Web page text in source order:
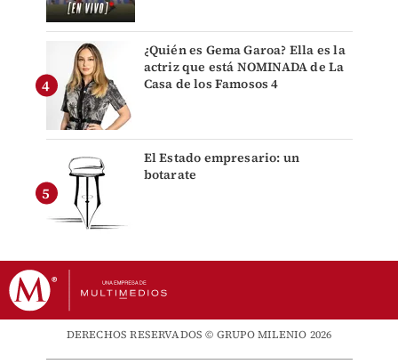
¿Quién es Gema Garoa? Ella es la
actriz que está NOMINADA de La
Casa de los Famosos 4
El Estado empresario: un
botarate
DERECHOS RESERVADOS © GRUPO MILENIO 2026